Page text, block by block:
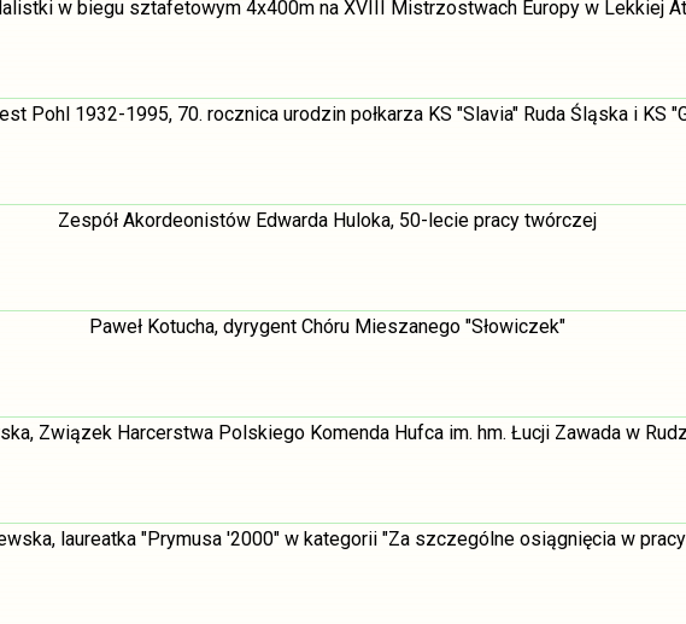
w biegu sztafetowym 4x400m na XVIII Mistrzostwach Europy w Lekkiej
Pohl 1932-1995, 70. rocznica urodzin połkarza KS "Slavia" Ruda Śląska i KS
Zespół Akordeonistów Edwarda Huloka, 50-lecie pracy twórczej
Paweł Kotucha, dyrygent Chóru Mieszanego "Słowiczek"
Związek Harcerstwa Polskiego Komenda Hufca im. hm. Łucji Zawada w
laureatka "Prymusa '2000" w kategorii "Za szczególne osiągnięcia w